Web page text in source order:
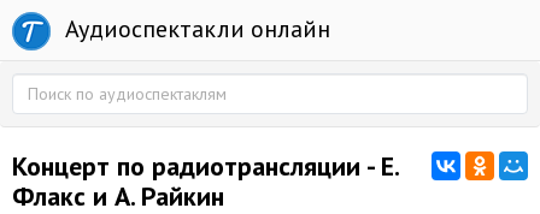
Аудиоспектакли онлайн
Концерт по радиотрансляции - Е.
Флакс и А. Райкин